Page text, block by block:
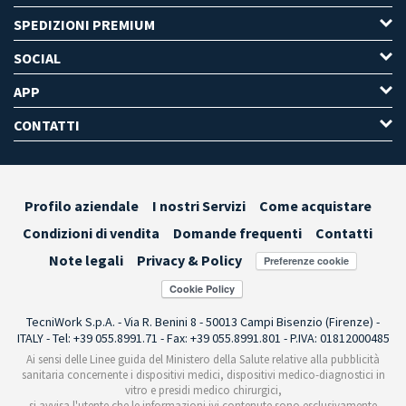
SPEDIZIONI PREMIUM
SOCIAL
APP
CONTATTI
Profilo aziendale I nostri Servizi
Come acquistare
Condizioni di vendita
Domande frequenti
Contatti
Note legali
Privacy & Policy Preferenze cookie
TecniWork S.p.A. - Via R. Benini 8 - 50013 Campi Bisenzio (Firenze) -
ITALY - Tel: +39 055.8991.71 - Fax: +39 055.8991.801 - P.IVA: 01812000485
Ai sensi delle Linee guida del Ministero della Salute relative alla pubblicità
sanitaria concernente i dispositivi medici, dispositivi medico-diagnostici in
vitro e presidi medico chirurgici,